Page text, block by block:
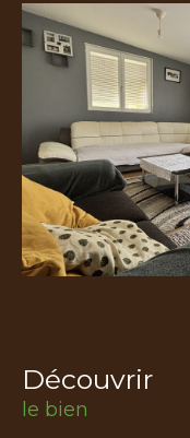
découvrir
le bien